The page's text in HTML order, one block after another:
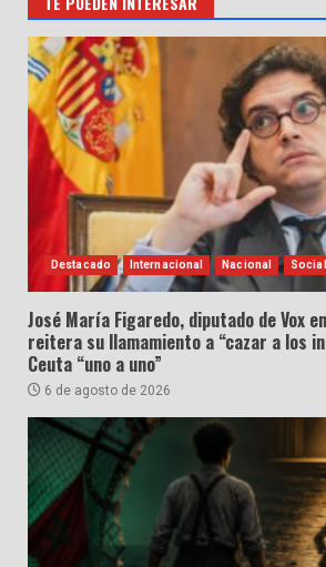
Destacado Internacional Nacional Social
José María Figaredo, diputado de Vox
reitera su llamamiento a “cazar a los
Ceuta “uno a uno”
6 de agosto de 2026